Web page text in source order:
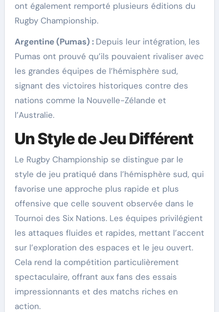
ont également remporté plusieurs éditions du
Rugby Championship.
Argentine (Pumas) : Depuis leur intégration, les
Pumas ont prouvé qu’ils pouvaient rivaliser avec
les grandes équipes de l’hémisphère sud,
signant des victoires historiques contre des
nations comme la Nouvelle-Zélande et
l’Australie.
Un Style de Jeu Différent
Le Rugby Championship se distingue par le
style de jeu pratiqué dans l’hémisphère sud, qui
favorise une approche plus rapide et plus
offensive que celle souvent observée dans le
Tournoi des Six Nations. Les équipes privilégient
les attaques fluides et rapides, mettant l’accent
sur l’exploration des espaces et le jeu ouvert.
Cela rend la compétition particulièrement
spectaculaire, offrant aux fans des essais
impressionnants et des matchs riches en
action.